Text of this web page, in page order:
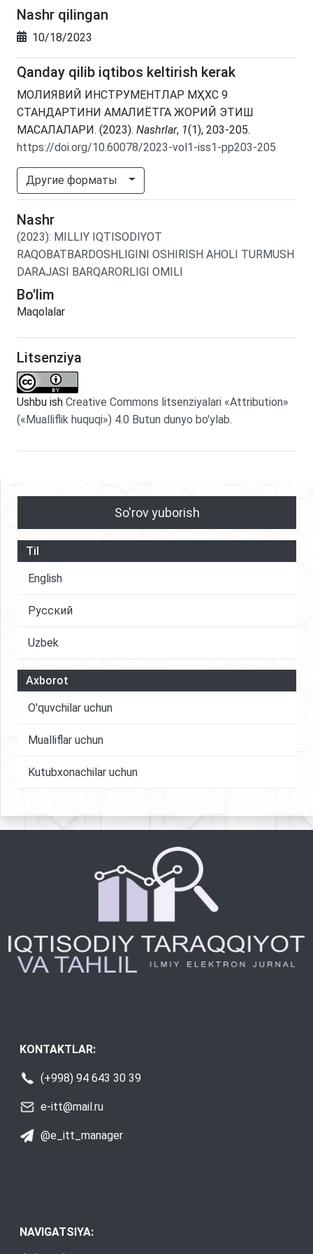
Nashr qilingan
10/18/2023
Qanday qilib iqtibos keltirish kerak
МОЛИЯВИЙ ИНСТРУМЕНТЛАР МҲХС 9
СТАНДАРТИНИ АМАЛИЁТГА ЖОРИЙ ЭТИШ
МАСАЛАЛАРИ. (2023). Nashrlar, 1(1), 203-205.
https://doi.org/10.60078/2023-vol1-iss1-pp203-205
Другие форматы
Nashr
(2023): MILLIY IQTISODIYOT
RAQOBATBARDOSHLIGINI OSHIRISH AHOLI TURMUSH
DARAJASI BARQARORLIGI OMILI
Bo'lim
Maqolalar
Litsenziya
Ushbu ish Creative Commons litsenziyalari «Attribution»
(«Mualliflik huquqi») 4.0 Butun dunyo bo'ylab.
So'rov yuborish
Til
English
Русский
Uzbek
Axborot
O'quvchilar uchun
Mualliflar uchun
Kutubxonachilar uchun
KONTAKTLAR:
(+998) 94 643 30 39
e-itt@mail.ru
@e_itt_manager
NAVIGATSIYA: